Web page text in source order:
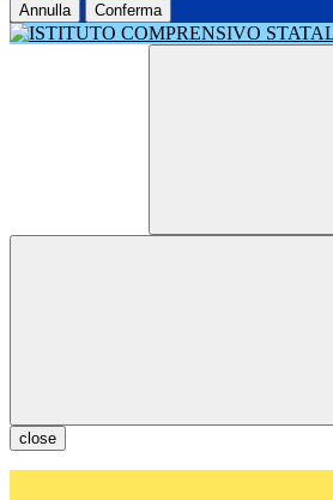
Annulla Conferma
close